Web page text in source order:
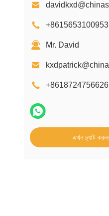
+8615653100953
Mr. David
+8618724756626
এখন চ্যাট করুন